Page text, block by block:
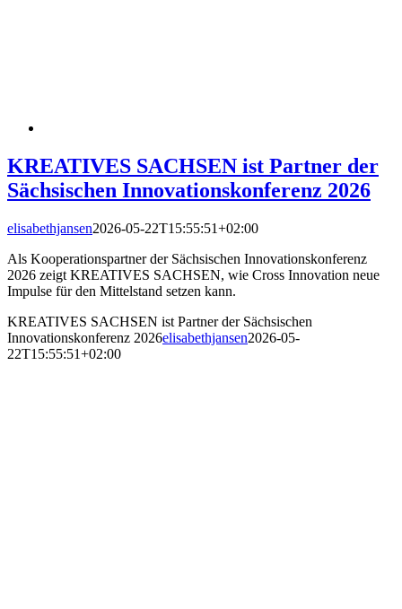
KREATIVES SACHSEN ist Partner der
Sächsischen Innovationskonferenz 2026
elisabethjansen2026-05-22T15:55:51+02:00
Als Kooperationspartner der Sächsischen Innovationskonferenz
2026 zeigt KREATIVES SACHSEN, wie Cross Innovation neue
Impulse für den Mittelstand setzen kann.
KREATIVES SACHSEN ist Partner der Sächsischen
Innovationskonferenz 2026elisabethjansen2026-05-
22T15:55:51+02:00